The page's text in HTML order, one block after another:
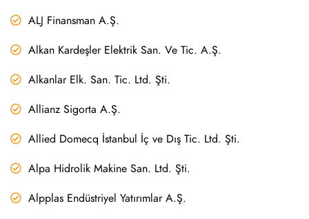
ALJ Finansman A.Ş.
Alkan Kardeşler Elektrik San. Ve Tic. A.Ş.
Alkanlar Elk. San. Tic. Ltd. Şti.
Allianz Sigorta A.Ş.
Allied Domecq İstanbul İç ve Dış Tic. Ltd. Şti.
Alpa Hidrolik Makine San. Ltd. Şti.
Alpplas Endüstriyel Yatırımlar A.Ş.